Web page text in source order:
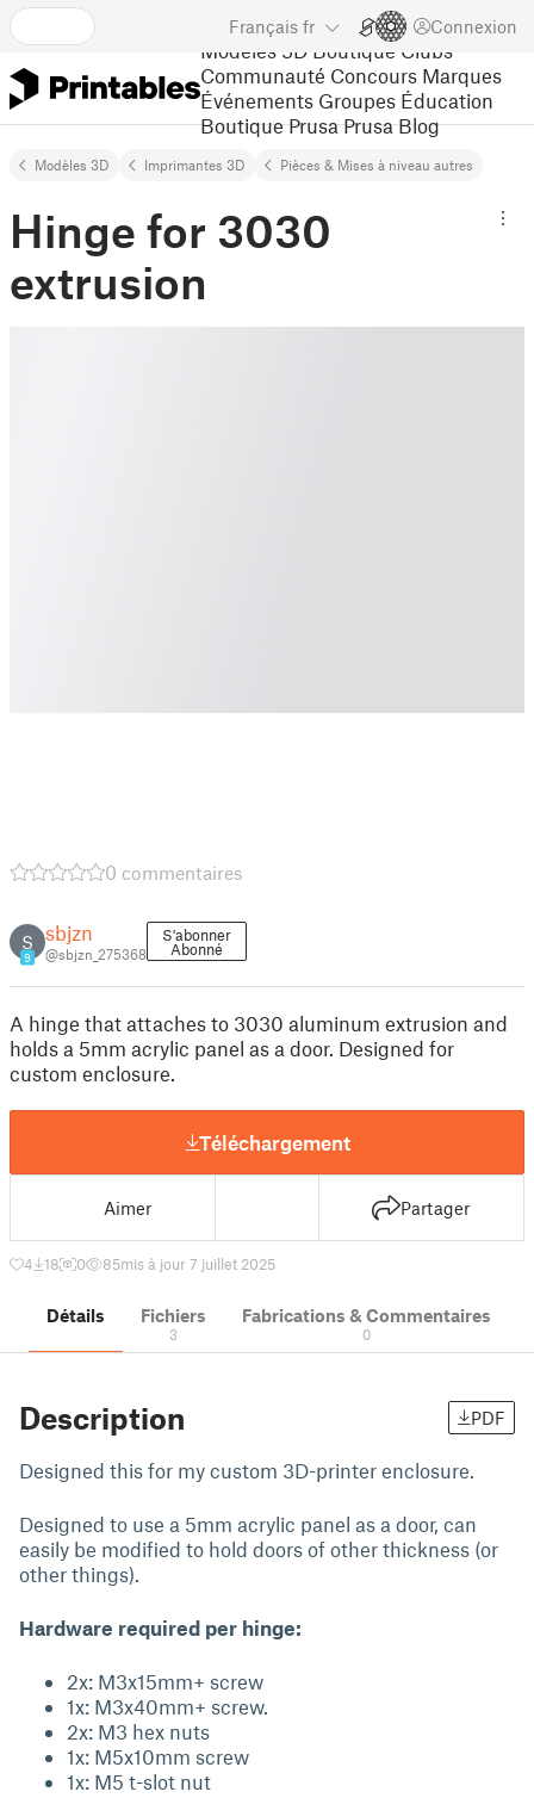
Français fr Connexion
Modèles 3D Boutique Clubs
Communauté Concours Marques
Événements Groupes Éducation
Boutique Prusa Prusa Blog
Modèles 3D Imprimantes 3D Pièces & Mises à niveau autres
Hinge for 3030
extrusion
0 commentaires
S
9
sbjzn
@sbjzn_275368
S'abonner
Abonné
A hinge that attaches to 3030 aluminum extrusion and
holds a 5mm acrylic panel as a door. Designed for
custom enclosure.
Téléchargement
Aimer Partager
4 18 0 85mis à jour 7 juillet 2025
Détails Fichiers
3
Fabrications & Commentaires
0
Description PDF
Designed this for my custom 3D-printer enclosure.
Designed to use a 5mm acrylic panel as a door, can
easily be modified to hold doors of other thickness (or
other things).
Hardware required per hinge:
2x: M3x15mm+ screw
1x: M3x40mm+ screw.
2x: M3 hex nuts
1x: M5x10mm screw
1x: M5 t-slot nut